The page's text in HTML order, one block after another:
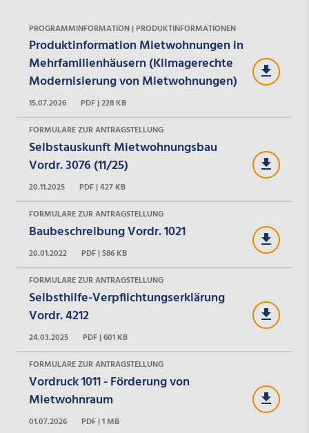
PROGRAMMINFORMATION | PRODUKTINFORMATIONEN
Produktinformation Mietwohnungen in
Mehrfamilienhäusern (Klimagerechte
Modernisierung von Mietwohnungen)
15.07.2026
PDF | 228 KB
FORMULARE ZUR ANTRAGSTELLUNG
Selbstauskunft Mietwohnungsbau
Vordr. 3076 (11/25)
20.11.2025
PDF | 427 KB
FORMULARE ZUR ANTRAGSTELLUNG
Baubeschreibung Vordr. 1021
20.01.2022
PDF | 586 KB
FORMULARE ZUR ANTRAGSTELLUNG
Selbsthilfe-Verpflichtungserklärung
Vordr. 4212
24.03.2025
PDF | 601 KB
FORMULARE ZUR ANTRAGSTELLUNG
Vordruck 1011 - Förderung von
Mietwohnraum
01.07.2026
PDF | 1 MB